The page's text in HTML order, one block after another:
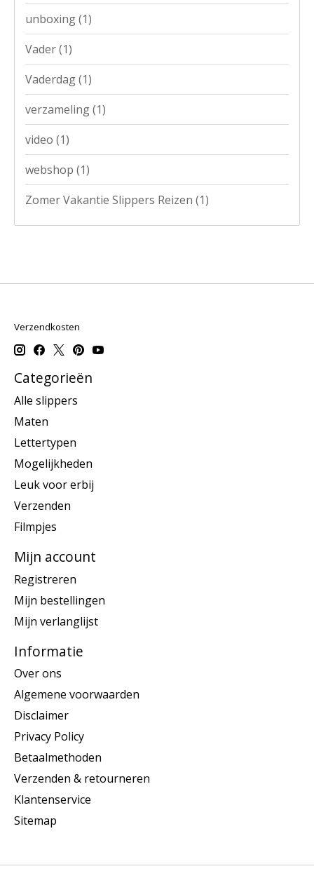
unboxing(1)
Vader(1)
Vaderdag(1)
verzameling(1)
video (1)
webshop (1)
Zomer Vakantie Slippers Reizen (1)
Verzendkosten
Categorieën
Alle slippers
Maten
Lettertypen
Mogelijkheden
Leuk voor erbij
Verzenden
Filmpjes
Mijn account
Registreren
Mijn bestellingen
Mijn verlanglijst
Informatie
Over ons
Algemene voorwaarden
Disclaimer
Privacy Policy
Betaalmethoden
Verzenden & retourneren
Klantenservice
Sitemap